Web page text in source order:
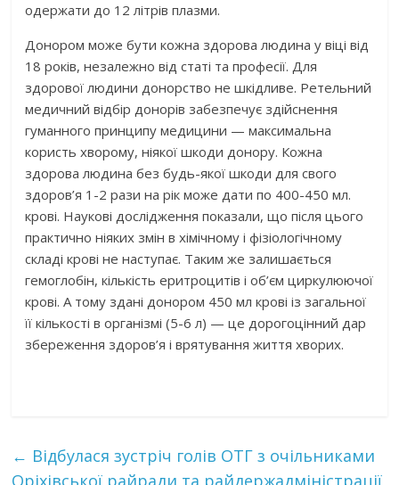
одержати до 12 літрів плазми.
Донором може бути кожна здорова людина у віці від
18 років, незалежно від статі та професії. Для
здорової людини донорство не шкідливе. Ретельний
медичний відбір донорів забезпечує здійснення
гуманного принципу медицини — максимальна
користь хворому, ніякої шкоди донору. Кожна
здорова людина без будь-якої шкоди для свого
здоров’я 1-2 рази на рік може дати по 400-450 мл.
крові. Наукові дослідження показали, що після цього
практично ніяких змін в хімічному і фізіологічному
складі крові не наступає. Таким же залишається
гемоглобін, кількість еритроцитів і об’єм циркулюючої
крові. А тому здані донором 450 мл крові із загальної
її кількості в організмі (5-6 л) — це дорогоцінний дар
збереження здоров’я і врятування життя хворих.
← Відбулася зустріч голів ОТГ з очільниками
Оріхівської райради та райдержадміністрації